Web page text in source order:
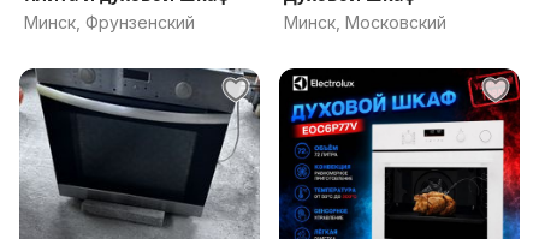
Минск, Фрунзенский Минск, Московский